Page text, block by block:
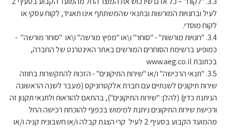
לעיל ובחנויות המורשות ובתנאי שהמשתתף אינו תאגיד, לקוח עסקי או
לקוח מוסדי.
3.4. "חנויות מורשות" - "סוחר" ו\או "מפיץ מורשה" ו\או "סוחר מורשה" -
כמופיע ברשימת הסוחרים המורשים באתר האינטרנט של החברה,
בכתובת www.aeg.co.il
3.5. "תנאי הרכישה" ו/או "שירות התיקונים" - הזכות להתקשרות בחוזה
שירות תיקונים לשנתיים עם חברת אלקטרוניקס (מעבר לשנה הראשונה
הניתנת כדין) (להלן: "שירות התיקונים"), בהתאם להוראות ולתנאי תקנון זה
ורכישת שירות התיקונים ניתנת למימוש בכפוף להוכחת רכישה החל
מהמועד הקבוע בסעיף 2 לעיל קרי הצגת קבלה ו/או חשבונית קניה ו/או